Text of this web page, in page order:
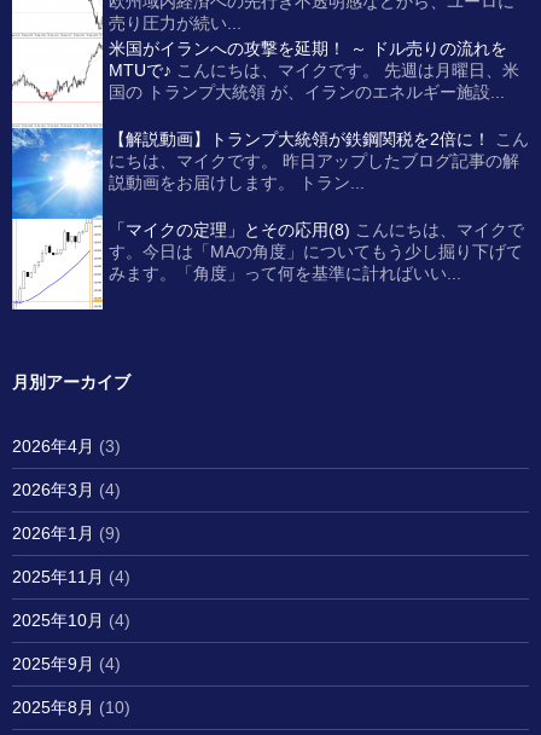
売り圧力が続い...
米国がイランへの攻撃を延期！ ～ ドル売りの流れを
MTUで♪ こんにちは、マイクです。 先週は月曜日、米
国の トランプ大統領 が、イランのエネルギー施設...
【解説動画】トランプ大統領が鉄鋼関税を2倍に！
こん
にちは、マイクです。 昨日アップしたブログ記事の解
説動画をお届けします。 トラン...
「マイクの定理」とその応用(8) こんにちは、マイクで
す。今日は「MAの角度」についてもう少し掘り下げて
みます。「角度」って何を基準に計ればいい...
月別アーカイブ
2026年4月 (3)
2026年3月 (4)
2026年1月 (9)
2025年11月 (4)
2025年10月 (4)
2025年9月 (4)
2025年8月 (10)